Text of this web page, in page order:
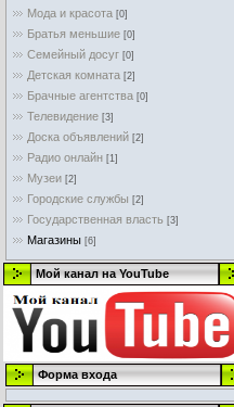
Мода и красота [0]
Братья меньшие [0]
Семейный досуг [0]
Детская комната [2]
Брачные агентства [0]
Телевидение [3]
Доска объявлений [2]
Радио онлайн [1]
Музеи [2]
Городские службы [2]
Государственная власть [3]
Магазины [6]
Мой канал на YouTube
Форма входа